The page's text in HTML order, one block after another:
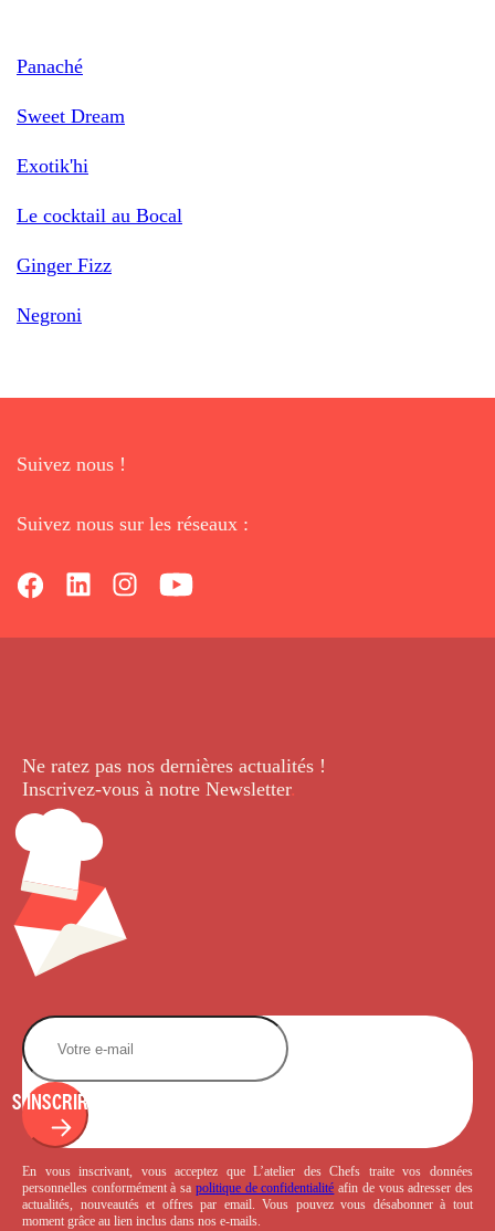
Panaché
Sweet Dream
Exotik'hi
Le cocktail au Bocal
Ginger Fizz
Negroni
Suivez nous !
Suivez nous sur les réseaux :
Ne ratez pas nos dernières actualités !
Inscrivez-vous à notre Newsletter.
S'INSCRIRE
En vous inscrivant, vous acceptez que L’atelier des Chefs traite vos données
personnelles conformément à sa politique de confidentialité afin de vous adresser des
actualités, nouveautés et offres par email. Vous pouvez vous désabonner à tout
moment grâce au lien inclus dans nos e-mails.